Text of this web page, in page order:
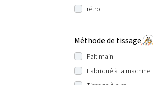
rétro
Méthode de tissage
Fait main
Fabriqué à la machine